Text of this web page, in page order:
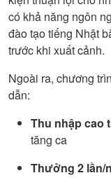
có khả năng ngôn
đào tạo tiếng Nhật
trước khi xuất cảnh.
Ngoài ra, chương
dẫn:
Thu nhập cao
tăng ca
Thưởng 2 lần/